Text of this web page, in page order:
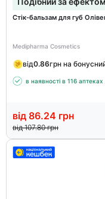
Стік-бальзам для губ
Medipharma Cosmetics
від0.86грн на
в наявності в 116 аптеках
від 86.24 грн
від 107.80грн